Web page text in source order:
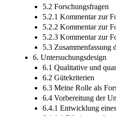
5.2 Forschungsfragen
5.2.1 Kommentar zur
5.2.2 Kommentar zur
5.2.3 Kommentar zur
5.3 Zusammenfassung
6. Untersuchungsdesign
6.1 Qualitative und
6.2 Gütekriterien
6.3 Meine Rolle als
6.4 Vorbereitung der
6.4.1 Entwicklung